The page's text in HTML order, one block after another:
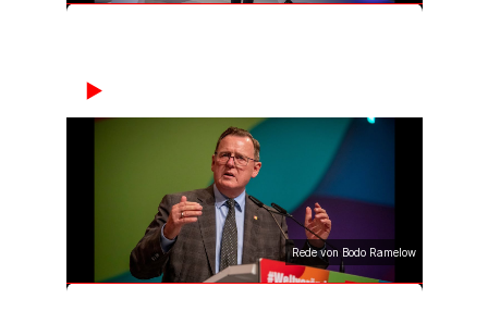
Rede von Bodo Ramelow